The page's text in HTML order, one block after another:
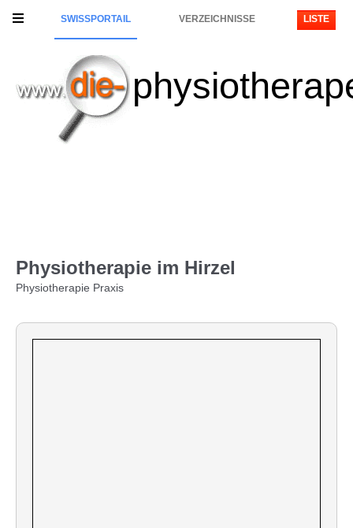
SWISSPORTAIL VERZEICHNISSE LISTE
Physiotherapie im Hirzel
Physiotherapie Praxis